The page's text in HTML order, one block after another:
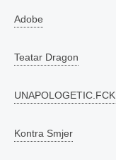
Adobe
Teatar Dragon
UNAPOLOGETIC.FCK
Kontra Smjer